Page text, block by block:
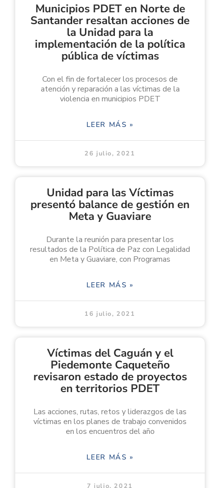
Municipios PDET en Norte de
Santander resaltan acciones de
la Unidad para la
implementación de la política
pública de víctimas
Con el fin de fortalecer los procesos de
atención y reparación a las víctimas de la
violencia en municipios PDET
LEER MÁS »
26 julio, 2021
Unidad para las Víctimas
presentó balance de gestión en
Meta y Guaviare
Durante la reunión para presentar los
resultados de la Política de Paz con Legalidad
en Meta y Guaviare, con Programas
LEER MÁS »
16 julio, 2021
Víctimas del Caguán y el
Piedemonte Caqueteño
revisaron estado de proyectos
en territorios PDET
Las acciones, rutas, retos y liderazgos de las
víctimas en los planes de trabajo convenidos
en los encuentros del año
LEER MÁS »
7 julio, 2021